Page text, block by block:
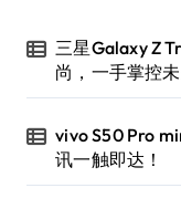
三星Galaxy Z
尚，一手掌控未
vivo S50 Pro
讯一触即达！